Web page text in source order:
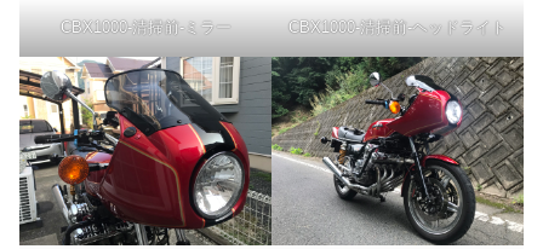
CBX1000-清掃前-ミラー CBX1000-清掃前-ヘッドライト